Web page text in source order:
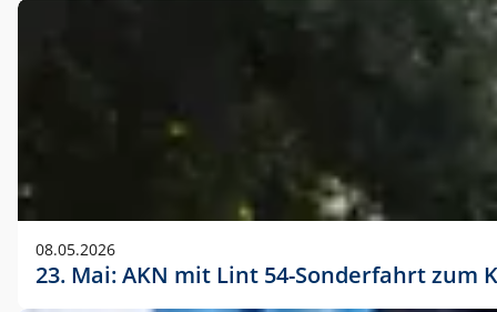
08.05.2026
23. Mai: AKN mit Lint 54-Sonderfahrt